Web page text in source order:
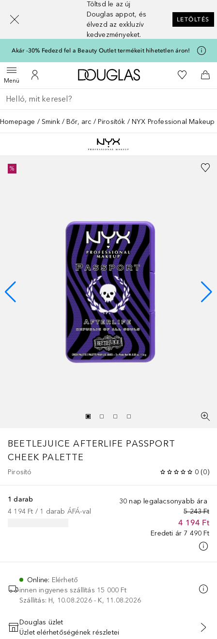
Töltsd le az új
Douglas appot, és
élvezd az exkluzív
kedvezményeket.
LETÖLTÉS
Akár -30% Fedezd fel a Beauty Outlet termékeit hihetetlen áron!
MenüMenü megnyitása
A fiókomhoz
A Douglas Főoldalra
A
Menj vissza
Keresés végrehajtása
Homepage Smink Bőr, arc Pirosítók NYX Professional
%
BEETLEJUICE AFTERLIFE PASSPORT
CHEEK PALETTE
Pirosító 0 (0)
30 nap legalacsonyabb ára
5 243 Ft
4 194 Ft
Eredeti ár 7 490 Ft
1 darab
4 194 Ft / 1 darab ÁFÁ-val
Online: Elérhető
innen ingyenes szállítás 15 000 Ft
Szállítás: H, 10.08.2026 - K, 11.08.2026
KOSÁRBA HELYEZÉS
Douglas üzlet
Üzlet elérhetőségének részletei
[navigation.slideout.screenreader]